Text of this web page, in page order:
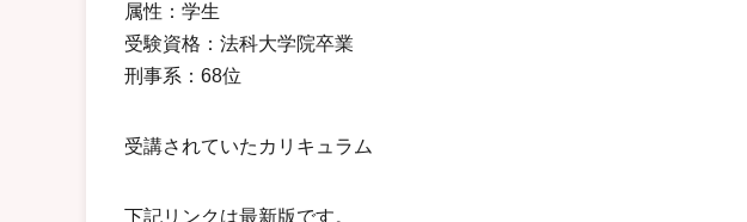
属性：学生
受験資格：法科大学院卒業
刑事系：68位
受講されていたカリキュラム
下記リンクは最新版です。